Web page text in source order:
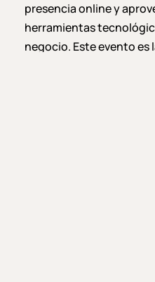
presencia online y
herramientas
negocio. Este evento